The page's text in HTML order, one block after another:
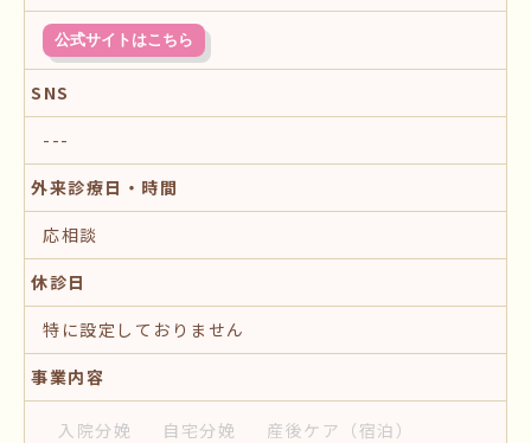
公式サイトはこちら
SNS
---
外来診療日・時間
応相談
休診日
特に設定しておりません
事業内容
入院分娩 自宅分娩 産後ケア （宿泊）